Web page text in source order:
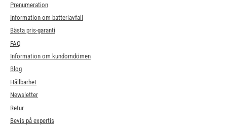
Prenumeration
Information om batteriavfall
Bästa pris-garanti
FAQ
Information om kundomdömen
Blog
Hållbarhet
Newsletter
Retur
Bevis på expertis